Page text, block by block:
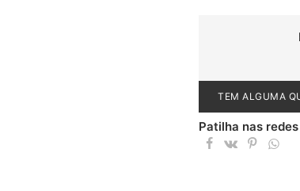
TEM ALGUMA
Patilha nas